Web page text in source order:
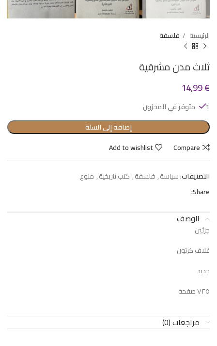
الرئيسية فلسفة
ثلاث مدن مشرقية
14,99€
1 متوفر في المخزون
إضافة إلى السلة
Compare
Add to wishlist
التصنيفات:سياسة, فلسفة, كتب تاريخية, منوع
Share:
الوصف
جزئين
غلاف كرتون
جديد
٧٢٥ صفحة
مراجعات (0)